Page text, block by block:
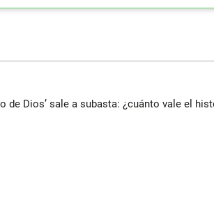
de Dios’ sale a subasta: ¿cuánto vale el